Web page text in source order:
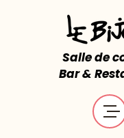
Salle de
Bar &